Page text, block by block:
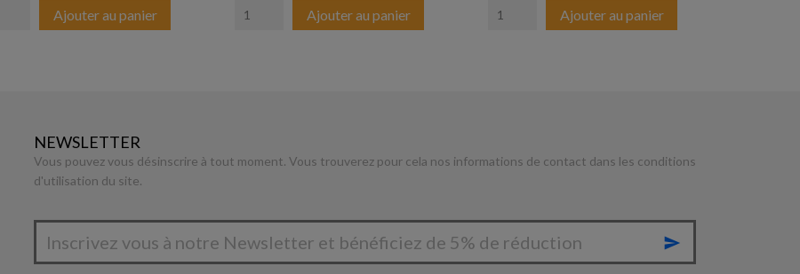
Ajouter au panier Ajouter au panier Ajouter au panier
NEWSLETTER
Vous pouvez vous désinscrire à tout moment. Vous trouverez pour cela nos informations de contact dans les conditions
d'utilisation du site.
